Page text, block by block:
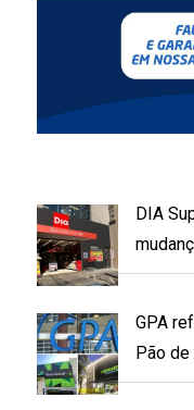
DIA
GPA
Pão de